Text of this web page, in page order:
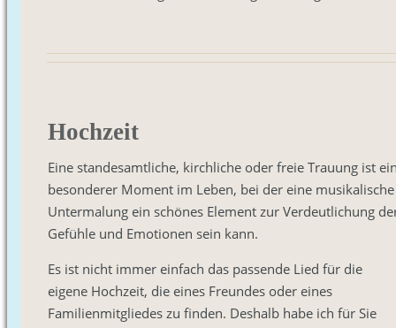
Hochzeit
Eine standesamtliche, kirchliche oder freie Trauung ist
besonderer Moment im Leben, bei der eine musikalische
Untermalung ein schönes Element zur Verdeutlichung
Gefühle und Emotionen sein kann.
Es ist nicht immer einfach das passende Lied für die
eigene Hochzeit, die eines Freundes oder eines
Familienmitgliedes zu finden. Deshalb habe ich für Sie